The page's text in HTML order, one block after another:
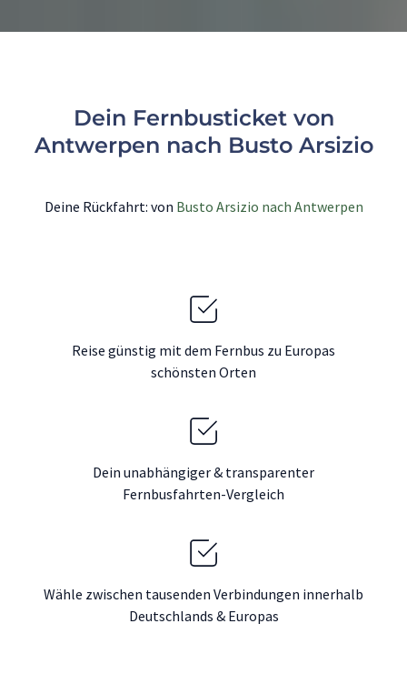
Dein Fernbusticket von
Antwerpen nach Busto Arsizio
Deine Rückfahrt: von Busto Arsizio nach Antwerpen
Reise günstig mit dem Fernbus zu Europas
schönsten Orten
Dein unabhängiger & transparenter
Fernbusfahrten-Vergleich
Wähle zwischen tausenden Verbindungen innerhalb
Deutschlands & Europas